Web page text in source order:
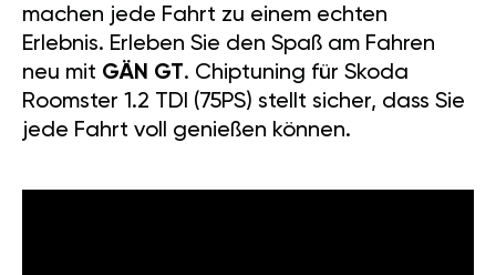
machen jede Fahrt zu einem echten
Erlebnis. Erleben Sie den Spaß am Fahren
neu mit GÄN GT. Chiptuning für Skoda
Roomster 1.2 TDI (75PS) stellt sicher, dass Sie
jede Fahrt voll genießen können.